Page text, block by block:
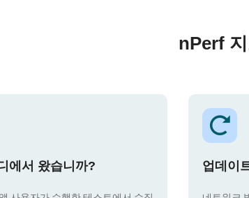
nPerf
에서 왔습니까? 업데이